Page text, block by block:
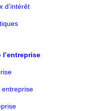
d’intérêt
l’entreprise
entreprise